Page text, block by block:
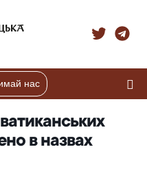
нас
в назвах